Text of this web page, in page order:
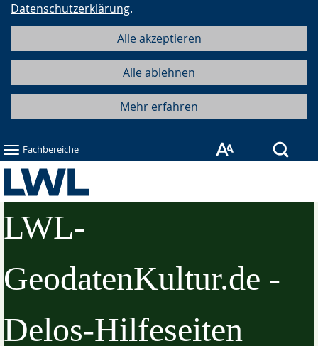
Datenschutzerklärung.
Alle akzeptieren
Alle ablehnen
Mehr erfahren
Fachbereiche
LWL-
GeodatenKultur.de -
Delos-Hilfeseiten